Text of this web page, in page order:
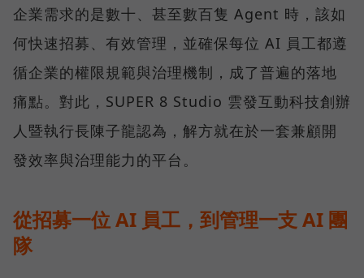
企業需求的是數十、甚至數百隻 Agent 時，該如
何快速招募、有效管理，並確保每位 AI 員工都遵
循企業的權限規範與治理機制，成了普遍的落地
痛點。對此，SUPER 8 Studio 雲發互動科技創辦
人暨執行長陳子龍認為，解方就在於一套兼顧開
發效率與治理能力的平台。
從招募一位 AI 員工，到管理一支 AI 團
隊